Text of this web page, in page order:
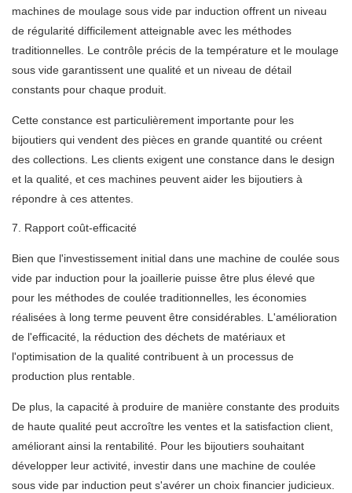
machines de moulage sous vide par induction offrent un niveau
de régularité difficilement atteignable avec les méthodes
traditionnelles. Le contrôle précis de la température et le moulage
sous vide garantissent une qualité et un niveau de détail
constants pour chaque produit.
Cette constance est particulièrement importante pour les
bijoutiers qui vendent des pièces en grande quantité ou créent
des collections. Les clients exigent une constance dans le design
et la qualité, et ces machines peuvent aider les bijoutiers à
répondre à ces attentes.
7. Rapport coût-efficacité
Bien que l'investissement initial dans une machine de coulée sous
vide par induction pour la joaillerie puisse être plus élevé que
pour les méthodes de coulée traditionnelles, les économies
réalisées à long terme peuvent être considérables. L'amélioration
de l'efficacité, la réduction des déchets de matériaux et
l'optimisation de la qualité contribuent à un processus de
production plus rentable.
De plus, la capacité à produire de manière constante des produits
de haute qualité peut accroître les ventes et la satisfaction client,
améliorant ainsi la rentabilité. Pour les bijoutiers souhaitant
développer leur activité, investir dans une machine de coulée
sous vide par induction peut s'avérer un choix financier judicieux.